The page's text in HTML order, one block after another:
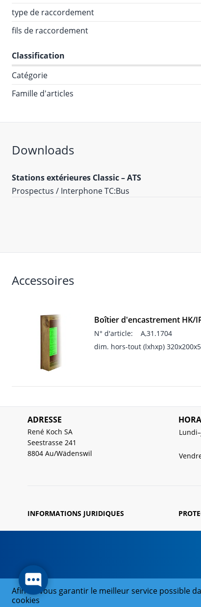
type de raccordement
fils de raccordement
Classification
Catégorie
Famille d'articles
Downloads
Stations extérieures Classic – ATS
Prospectus / Interphone TC:Bus
Accessoires
Boîtier d'encastrement HK/
N° d'article:
A,31.1704
dim. hors-tout (lxhxp)
ADRESSE
René Koch SA
Seestrasse 241
8804 Au/Wädenswil
INFORMATIONS JURIDIQUES
© 2026 René Koch SA
Afin de vous garantir le meilleur service possible
cookies